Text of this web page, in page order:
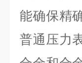
能确保精
普通压力